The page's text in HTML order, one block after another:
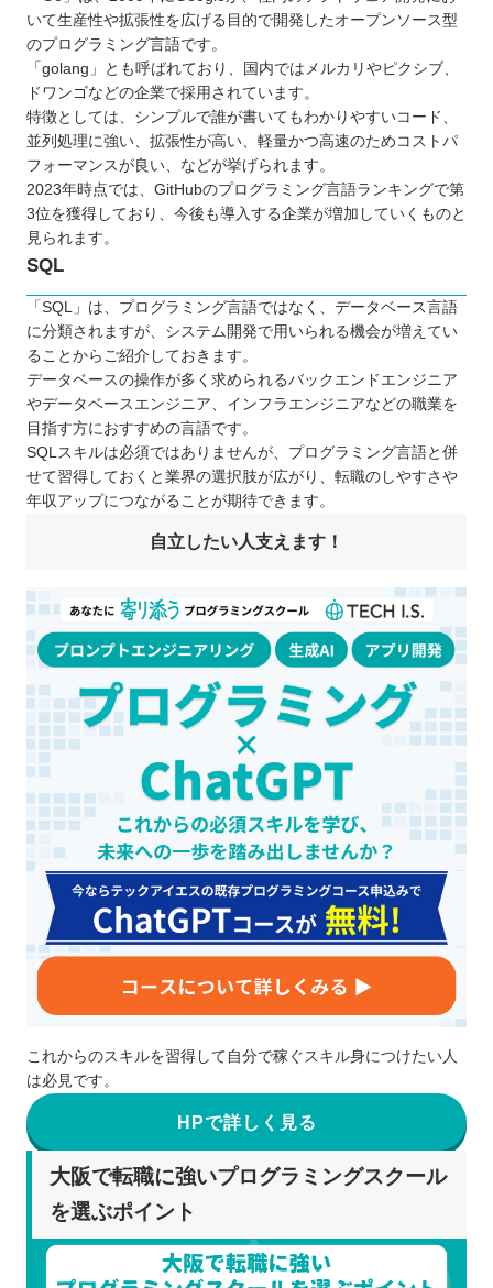
いて生産性や拡張性を広げる目的で開発したオープンソース型
のプログラミング言語です。
「golang」とも呼ばれており、国内ではメルカリやピクシブ、
ドワンゴなどの企業で採用されています。
特徴としては、シンプルで誰が書いてもわかりやすいコード、
並列処理に強い、拡張性が高い、軽量かつ高速のためコストパ
フォーマンスが良い、などが挙げられます。
2023年時点では、GitHubのプログラミング言語ランキングで第
3位を獲得しており、今後も導入する企業が増加していくものと
見られます。
SQL
「SQL」は、プログラミング言語ではなく、データベース言語
に分類されますが、システム開発で用いられる機会が増えてい
ることからご紹介しておきます。
データベースの操作が多く求められるバックエンドエンジニア
やデータベースエンジニア、インフラエンジニアなどの職業を
目指す方におすすめの言語です。
SQLスキルは必須ではありませんが、プログラミング言語と併
せて習得しておくと業界の選択肢が広がり、転職のしやすさや
年収アップにつながることが期待できます。
自立したい人支えます！
これからのスキルを習得して自分で稼ぐスキル身につけたい人
は必見です。
HPで詳しく見る
大阪で転職に強いプログラミングスクール
を選ぶポイント